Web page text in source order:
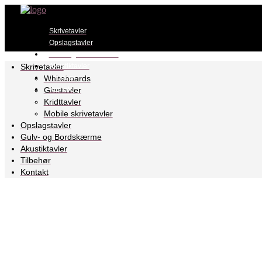
Skrivetavler
Opslagstavler
Akustiktavler
Tilbehør
Kontakt
Skrivetavler
Whiteboards
Glastavler
Kridttavler
Mobile skrivetavler
Opslagstavler
Gulv- og Bordskærme
Akustiktavler
Tilbehør
Kontakt